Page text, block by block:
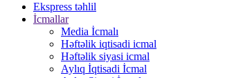
Ekspress təhlil
İcmallar
Media İcmalı
Həftəlik iqtisadi icmal
Həftəlik siyasi icmal
Aylıq İqtisadi İcmal